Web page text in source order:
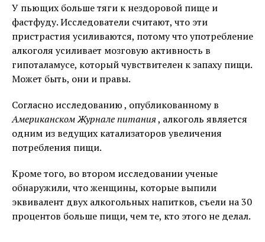
У пьющих больше тяги к нездоровой пище и
фастфуду. Исследователи считают, что эти
пристрастия усиливаются, потому что употребление
алкоголя усиливает мозговую активность в
гипоталамусе, который чувствителен к запаху пищи.
Может быть, они и правы.
Согласно исследованию , опубликованному в
Американском Журнале питания, алкоголь является
одним из ведущих катализаторов увеличения
потребления пищи.
Кроме того, во втором исследовании ученые
обнаружили, что женщины, которые выпили
эквивалент двух алкогольных напитков, съели на 30
процентов больше пищи, чем те, кто этого не делал.